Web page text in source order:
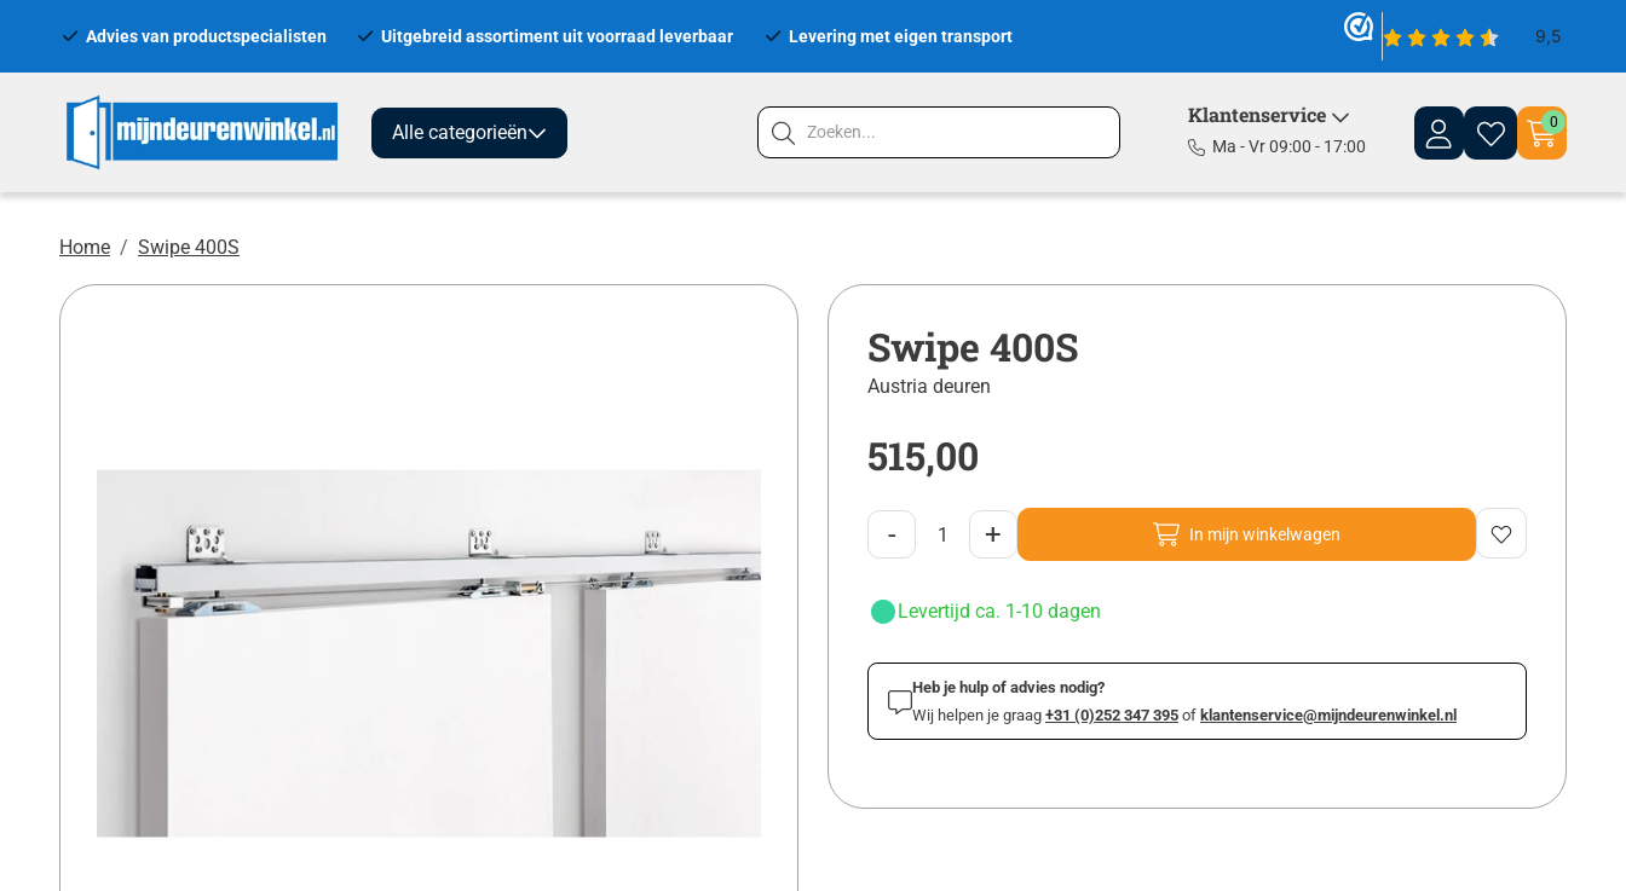
Advies van productspecialisten Uitgebreid assortiment uit voorraad leverbaar Levering met eigen transport
Alle categorieën
Klantenservice
Ma - Vr 09:00 - 17:00
0
Home Swipe 400S
Swipe 400S
Austria deuren
515,00
- + In mijn winkelwagen
Levertijd ca. 1-10 dagen
Heb je hulp of advies nodig?
Wij helpen je graag +31 (0)252 347 395 of klantenservice@mijndeurenwinkel.nl